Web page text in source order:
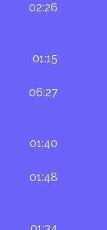
02:26
01:15
06:27
01:40
01:48